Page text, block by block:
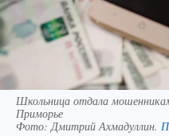
Школьница отдала
Приморье
Фото: Дмитрий Ахмадуллин.